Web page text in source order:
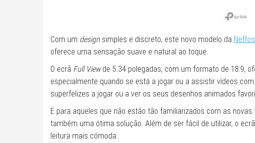
Com um design simples e discreto, este novo modelo da Neffos
oferece uma sensação suave e natural ao toque.
O ecrã Full Viewde 5.34 polegadas, com um formato de 18:9,
especialmente quando se está a jogar ou a assistir vídeos
superfelizes a jogar ou a ver os seus desenhos animados
E para aqueles que não estão tão familiarizados com as
também uma ótima solução. Além de ser fácil de utilizar, o
leitura mais cómoda.